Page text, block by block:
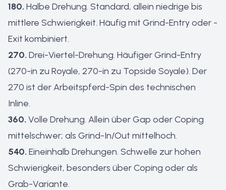
180. Halbe Drehung. Standard, allein niedrige bis
mittlere Schwierigkeit. Häufig mit Grind-Entry oder -
Exit kombiniert.
270. Drei-Viertel-Drehung. Häufiger Grind-Entry
(270-in zu Royale, 270-in zu Topside Soyale). Der
270 ist der Arbeitspferd-Spin des technischen
Inline.
360. Volle Drehung. Allein über Gap oder Coping
mittelschwer; als Grind-In/Out mittelhoch.
540. Eineinhalb Drehungen. Schwelle zur hohen
Schwierigkeit, besonders über Coping oder als
Grab-Variante.